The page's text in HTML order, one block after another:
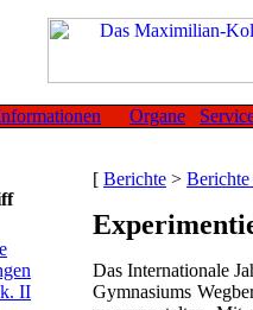
Organe
II
[ Berichte >
Das Internationale
Gymnasiums